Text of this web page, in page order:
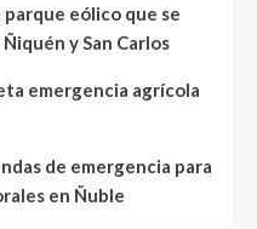
eólico que se
y San Carlos
emergencia agrícola
de emergencia para
en Ñuble